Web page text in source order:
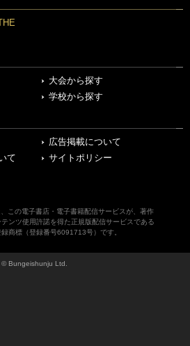
大会から探す
学校から探す
広告掲載について
て
サイトポリシー
この電子書店・電子書籍配信サービスが、著作
ンツ使用許諾を得た正規版配信サービスである
録商標（登録番号6091713号）です。
© Bungeishunju Ltd.